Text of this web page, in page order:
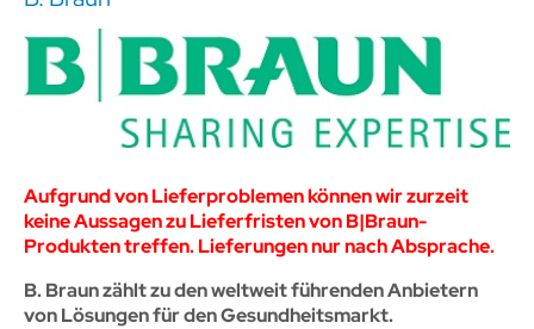
Aufgrund von Lieferproblemen können wir zurzeit
keine Aussagen zu Lieferfristen von B|Braun-
Produkten treffen. Lieferungen nur nach Absprache.
B. Braun zählt zu den weltweit führenden Anbietern
von Lösungen für den Gesundheitsmarkt.